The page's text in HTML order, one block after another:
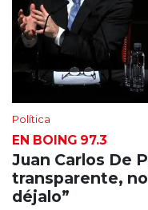
Política
EN BOING 97.3
Juan Carlos De
transparente,
déjalo”